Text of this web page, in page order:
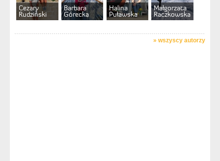
Cezary
Rudziński
Barbara
Górecka
Halina
Puławska
Małgorzata
Raczkowska
» wszyscy autorzy